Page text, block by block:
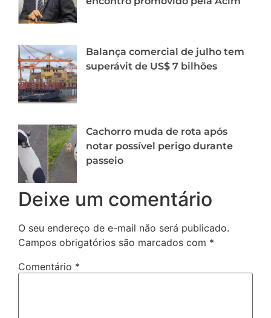
Balança comercial de julho tem
superávit de US$ 7 bilhões
Cachorro muda de rota após
notar possível perigo durante
passeio
Deixe um comentário
O seu endereço de e-mail não será publicado.
Campos obrigatórios são marcados com *
Comentário *